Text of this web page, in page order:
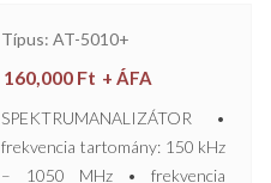
Típus: AT-5010+
160,000 Ft + ÁFA
SPEKTRUMANALIZÁTOR •
frekvencia tartomány: 150 kHz
– 1050 MHz • frekvencia